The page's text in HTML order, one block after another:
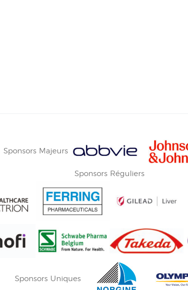
Sponsors Majeurs
Sponsors Réguliers
Sponsors Uniques